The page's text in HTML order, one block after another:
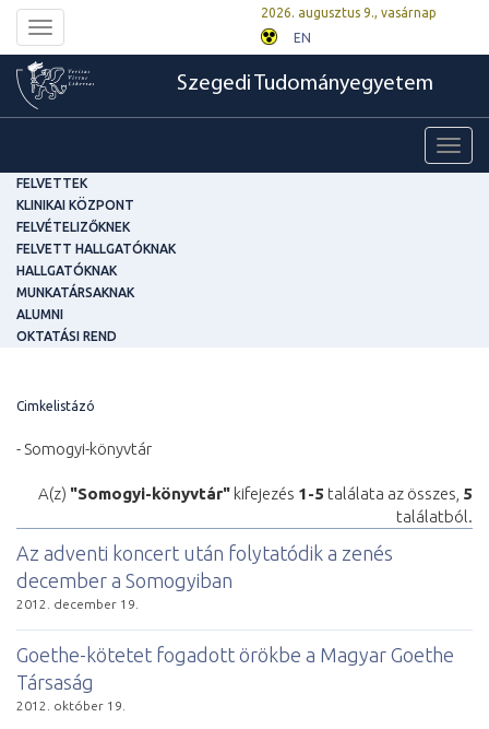
Toggle
navigation
2026. augusztus 9., vasárnap
EN
Szegedi Tudományegyetem
FELVETTEK
KLINIKAI KÖZPONT
FELVÉTELIZŐKNEK
FELVETT HALLGATÓKNAK
HALLGATÓKNAK
MUNKATÁRSAKNAK
ALUMNI
OKTATÁSI REND
Cimkelistázó
- Somogyi-könyvtár
A(z) "Somogyi-könyvtár" kifejezés 1-5 találata az összes, 5
találatból.
Az adventi koncert után folytatódik a zenés
december a Somogyiban
2012. december 19.
Goethe-kötetet fogadott örökbe a Magyar Goethe
Társaság
2012. október 19.